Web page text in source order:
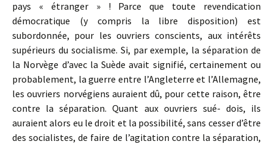
pays « étranger » ! Parce que toute revendication
démocratique (y compris la libre disposition) est
subordonnée, pour les ouvriers conscients, aux inté­rêts
supérieurs du socialisme. Si, par exemple, la séparation de
la Nor­vège d’avec la Suède avait signifié, certainement ou
probablement, la guerre entre l’Angleterre et l’Allemagne,
les ouvriers norvégiens auraient dû, pour cette raison, être
contre la séparation. Quant aux ouvriers sué- dois, ils
auraient alors eu le droit et la possibilité, sans cesser d’être
des socialistes, de faire de l’agitation contre la séparation,